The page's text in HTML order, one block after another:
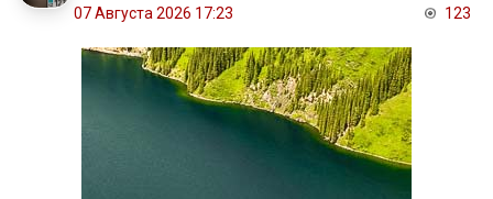
07 Августа 2026 17:23 123